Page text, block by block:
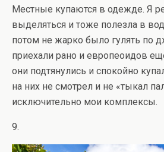
Местные купаются в одежде. Я
выделяться и тоже полезла в
потом не жарко было гулять по
приехали рано и европеоидов
они подтянулись и спокойно
на них не смотрел и не «тыкал
исключительно мои комплексы.
9.